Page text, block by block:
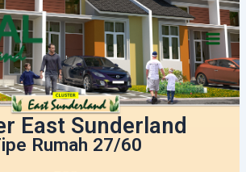
Main
East Sunderland
Rumah 27/60